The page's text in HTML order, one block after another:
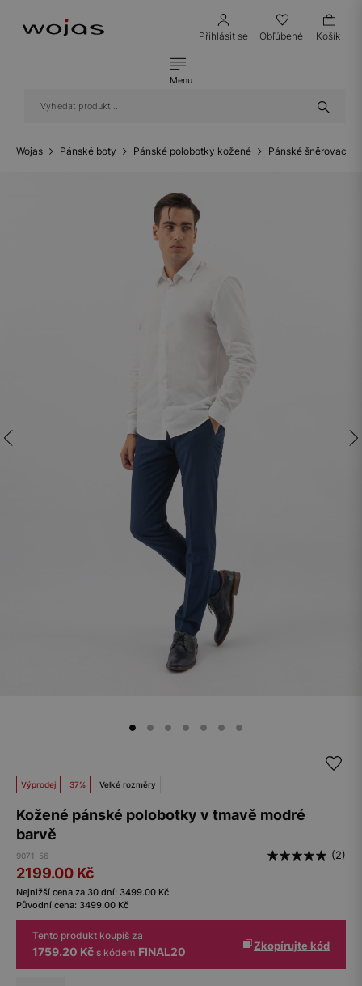
Přihlásit se Obľúbené Košík
Menu
Wojas Pánské boty Pánské polobotky kožené Pánské šněrovací
Výprodej 37% Velké rozměry
Kožené pánské polobotky v tmavě modré
barvě
9071-56 (2)
2199.00 Kč
Nejnižší cena za 30 dní: 3499.00 Kč
Původní cena: 3499.00 Kč
Tento produkt koupíš za
1759.20 Kč s kódem FINAL20 Zkopírujte kód